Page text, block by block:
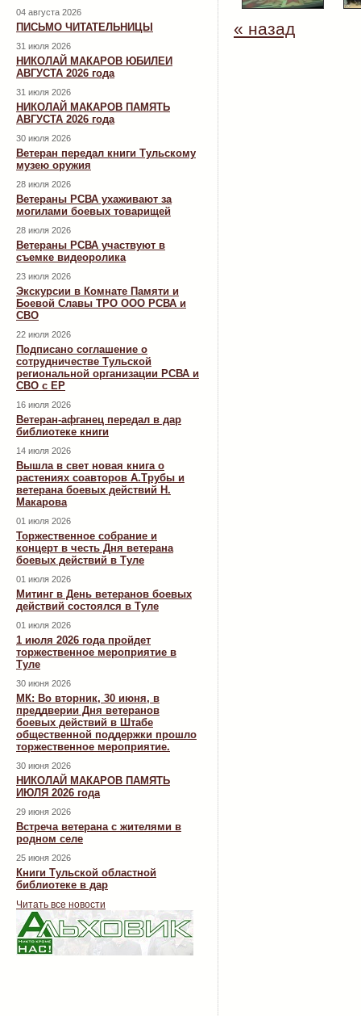
04 августа 2026
ПИСЬМО ЧИТАТЕЛЬНИЦЫ
31 июля 2026
НИКОЛАЙ МАКАРОВ ЮБИЛЕИ
АВГУСТА 2026 года
31 июля 2026
НИКОЛАЙ МАКАРОВ ПАМЯТЬ
АВГУСТА 2026 года
30 июля 2026
Ветеран передал книги Тульскому
музею оружия
28 июля 2026
Ветераны РСВА ухаживают за
могилами боевых товарищей
28 июля 2026
Ветераны РСВА участвуют в
съемке видеоролика
23 июля 2026
Экскурсии в Комнате Памяти и
Боевой Славы ТРО ООО РСВА и
СВО
22 июля 2026
Подписано соглашение о
сотрудничестве Тульской
региональной организации РСВА и
СВО с ЕР
16 июля 2026
Ветеран-афганец передал в дар
библиотеке книги
14 июля 2026
Вышла в свет новая книга о
растениях соавторов А.Трубы и
ветерана боевых действий Н.
Макарова
01 июля 2026
Торжественное собрание и
концерт в честь Дня ветерана
боевых действий в Туле
01 июля 2026
Митинг в День ветеранов боевых
действий состоялся в Туле
01 июля 2026
1 июля 2026 года пройдет
торжественное мероприятие в
Туле
30 июня 2026
МК: Во вторник, 30 июня, в
преддверии Дня ветеранов
боевых действий в Штабе
общественной поддержки прошло
торжественное мероприятие.
30 июня 2026
НИКОЛАЙ МАКАРОВ ПАМЯТЬ
ИЮЛЯ 2026 года
29 июня 2026
Встреча ветерана с жителями в
родном селе
25 июня 2026
Книги Тульской областной
библиотеке в дар
Читать все новости
« назад